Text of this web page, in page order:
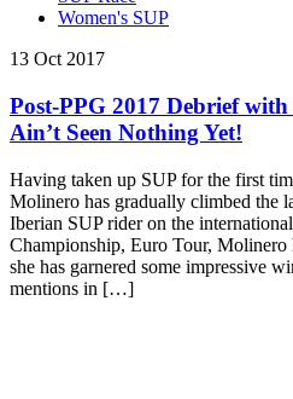
Women's SUP
13 Oct 2017
Post-PPG 2017 Debrief
Ain’t Seen Nothing Yet!
Having taken up SUP for the first
Molinero has gradually climbed the
Iberian SUP rider on the
Championship, Euro Tour, Molinero
she has garnered some impressive
mentions in […]